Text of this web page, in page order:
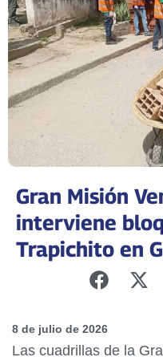
Gran Misión
interviene
Trapichito en
8 de julio de 2026
Las cuadrillas de la